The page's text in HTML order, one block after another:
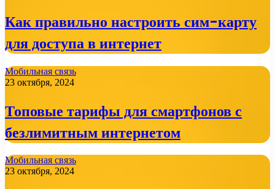
Как правильно настроить сим-карту
для доступа в интернет
Мобильная связь
23 октября, 2024
Топовые тарифы для смартфонов с
безлимитным интернетом
Мобильная связь
23 октября, 2024